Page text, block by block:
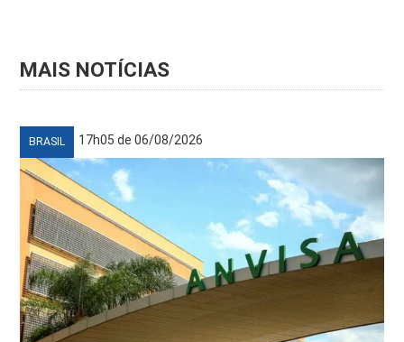
MAIS NOTÍCIAS
BRASIL 17h05 de 06/08/2026